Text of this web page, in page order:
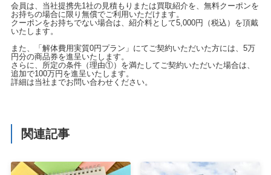
会員は、当社提携先1社の見積もりまたは買取紹介を、無料クーポンを
お持ちの場合に限り無償でご利用いただけます。
クーポンをお持ちでない場合は、紹介料として5,000円（税込）を頂戴
いたします。
また、「解体費用実質0円プラン」にてご契約いただいた方には、5万
円分の商品券を進呈いたします。
さらに、所定の条件（理由①）を満たしてご契約いただいた場合は、
追加で100万円を進呈いたします。
詳細は当社までお問い合わせください。
関連記事